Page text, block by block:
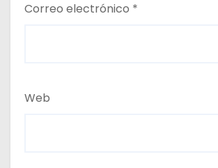
Correo electrónico *
Web